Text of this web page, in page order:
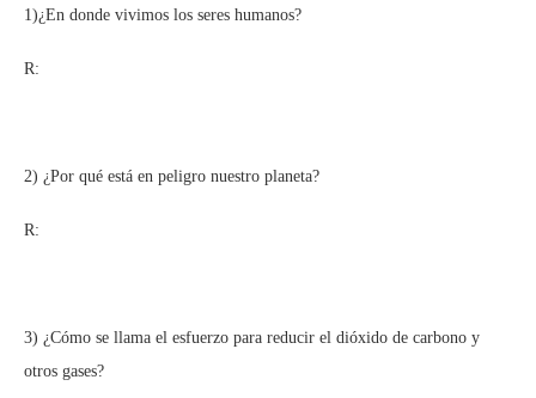
1)¿En donde vivimos los seres humanos?
R:
2) ¿Por qué está en peligro nuestro planeta?
R:
3) ¿Cómo se llama el esfuerzo para reducir el dióxido de carbono y
otros gases?